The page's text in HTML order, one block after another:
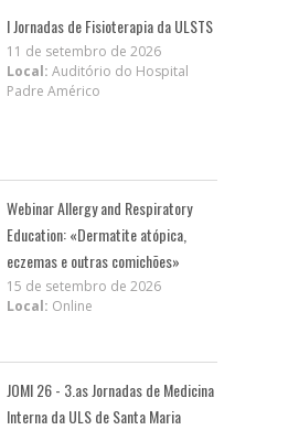
I Jornadas de Fisioterapia da ULSTS
11 de setembro de 2026
Local: Auditório do Hospital
Padre Américo
Webinar Allergy and Respiratory
Education: «Dermatite atópica,
eczemas e outras comichões»
15 de setembro de 2026
Local: Online
JOMI 26 - 3.as Jornadas de Medicina
Interna da ULS de Santa Maria